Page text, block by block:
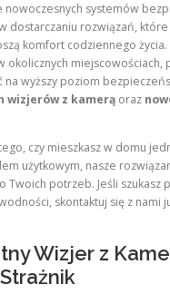
nowoczesnych systemów
dostarczaniu rozwiązań,
komfort codziennego życia.
okolicznych miejscowościach,
na wyższy poziom
z kamerą oraz
czy mieszkasz w domu
użytkowym, nasze
Twoich potrzeb. Jeśli szukasz
skontaktuj się z nami
Wizjer z